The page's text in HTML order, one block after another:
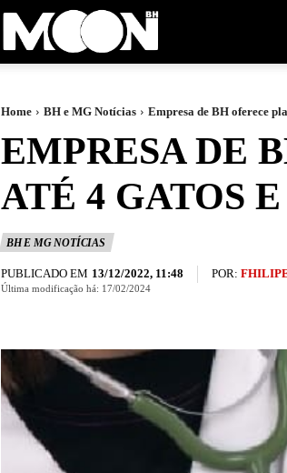
Home BH e MG Notícias Empresa de BH oferece
EMPRESA DE
ATÉ 4 GATOS
BH E MG NOTÍCIAS
PUBLICADO EM 13/12/2022, 11:48 POR:
Última modificação há: 17/02/2024